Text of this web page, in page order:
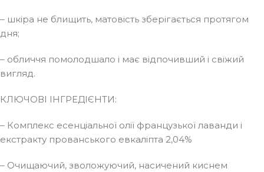
– шкіра не блищить, матовість зберігається протягом
дня;
– обличчя помолодшало і має відпочивший і свіжий
вигляд.
КЛЮЧОВІ ІНГРЕДІЄНТИ:
– Комплекс есенціальної олії французької лаванди і
екстракту прованського евкаліпта 2,04%
– Очищаючий, зволожуючий, насичений киснем